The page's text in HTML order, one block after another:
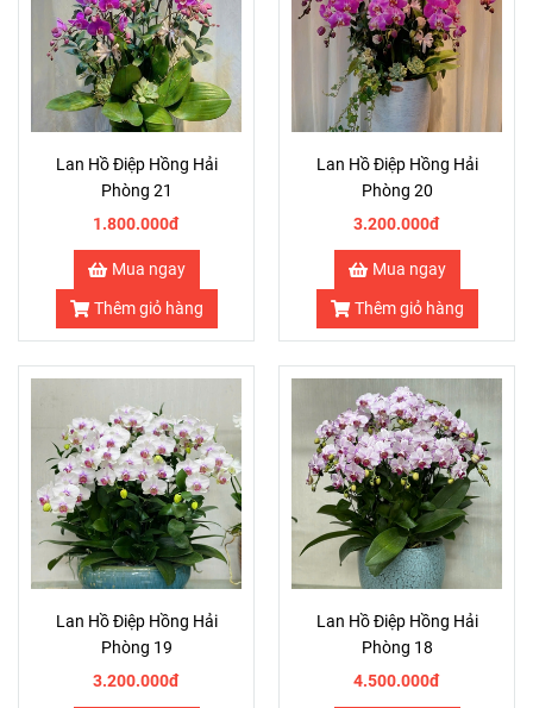
Lan Hồ Điệp Hồng Hải
Phòng 21
1.800.000đ
Mua ngay
Thêm giỏ hàng
Lan Hồ Điệp Hồng Hải
Phòng 20
3.200.000đ
Mua ngay
Thêm giỏ hàng
Lan Hồ Điệp Hồng Hải
Phòng 19
3.200.000đ
Lan Hồ Điệp Hồng Hải
Phòng 18
4.500.000đ